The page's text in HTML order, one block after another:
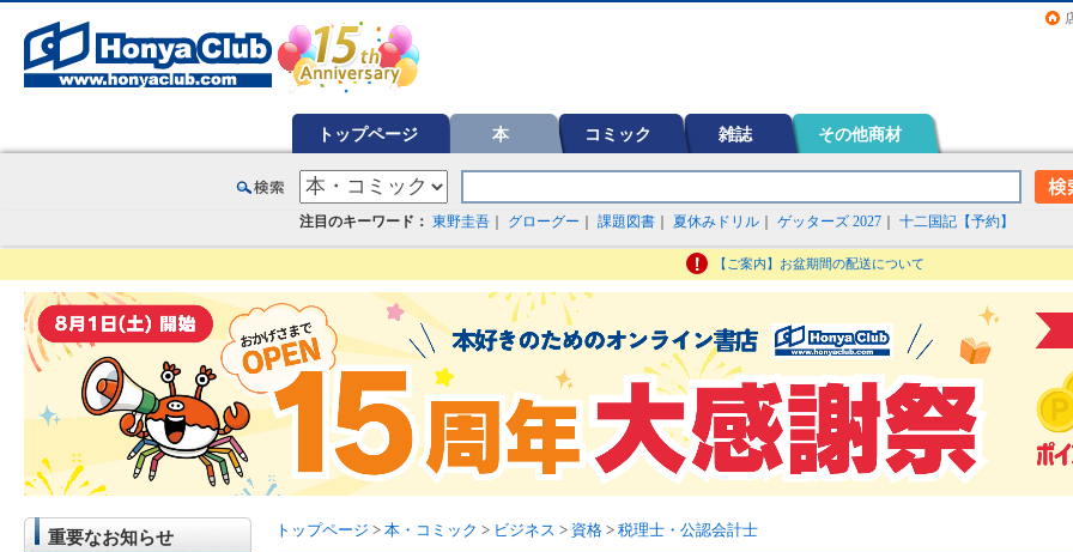
トップページ 本 コミック 雑誌 その他商材
注目のキーワード： 東野圭吾 グローグー 課題図書 夏休みドリル ゲッターズ 2027 十二国記【予約】
【ご案内】お盆期間の配送について
重要なお知らせ トップページ > 本・コミック > ビジネス > 資格 > 税理士・公認会計士